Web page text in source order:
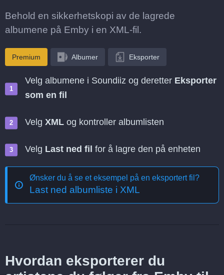
Behold en sikkerhetskopi av de lagrede
albumene på Emby i en XML-fil.
Premium Albumer Eksporter
Velg albumene i Soundiiz og deretter Eksporter
som en fil
Velg XML og kontroller albumlisten
Velg Last ned fil for å lagre den på enheten
Ønsker du å se et eksempel på en eksportert fil?
Last ned albumliste i XML
Hvordan eksporterer du